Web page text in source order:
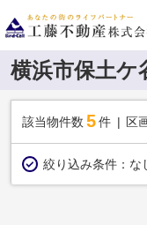
横浜市保土ケ
該当物件数 5件 区
絞り込み条件： な